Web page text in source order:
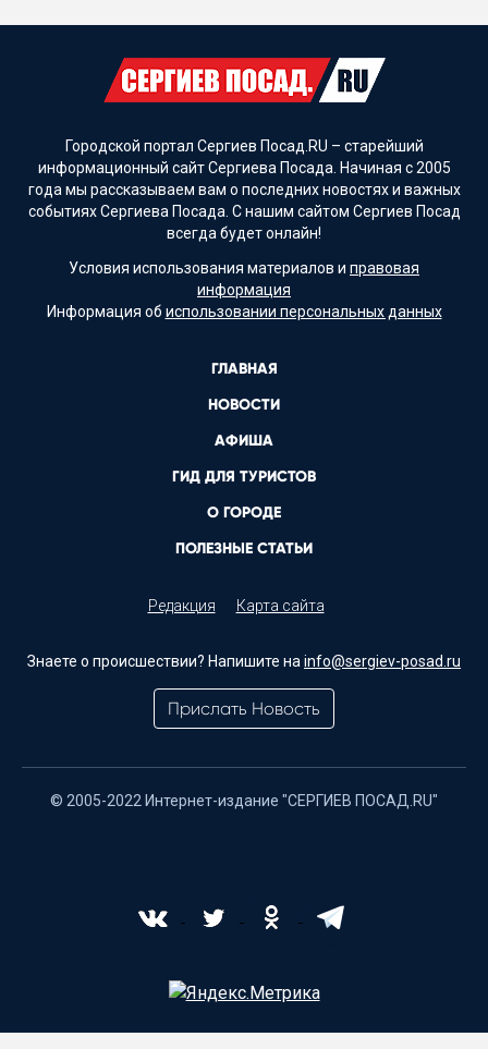
Городской портал Сергиев Посад.RU – старейший
информационный сайт Сергиева Посада. Начиная с 2005
года мы рассказываем вам о последних новостях и важных
событиях Сергиева Посада. С нашим сайтом Сергиев Посад
всегда будет онлайн!
Условия использования материалов и правовая
информация
Информация об использовании персональных данных
ГЛАВНАЯ
НОВОСТИ
АФИША
ГИД ДЛЯ ТУРИСТОВ
О ГОРОДЕ
ПОЛЕЗНЫЕ СТАТЬИ
Редакция Карта сайта
Знаете о происшествии? Напишите на info@sergiev-posad.ru
Прислать Новость
© 2005-2022 Интернет-издание "СЕРГИЕВ ПОСАД.RU"